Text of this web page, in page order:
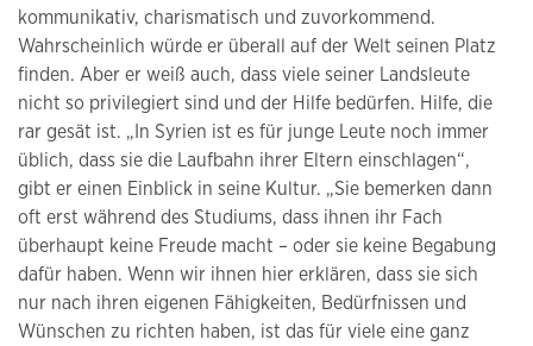
kommunikativ, charismatisch und zuvorkommend.
Wahrscheinlich würde er überall auf der Welt seinen Platz
finden. Aber er weiß auch, dass viele seiner Landsleute
nicht so privilegiert sind und der Hilfe bedürfen. Hilfe, die
rar gesät ist. „In Syrien ist es für junge Leute noch immer
üblich, dass sie die Laufbahn ihrer Eltern einschlagen“,
gibt er einen Einblick in seine Kultur. „Sie bemerken dann
oft erst während des Studiums, dass ihnen ihr Fach
überhaupt keine Freude macht – oder sie keine Begabung
dafür haben. Wenn wir ihnen hier erklären, dass sie sich
nur nach ihren eigenen Fähigkeiten, Bedürfnissen und
Wünschen zu richten haben, ist das für viele eine ganz